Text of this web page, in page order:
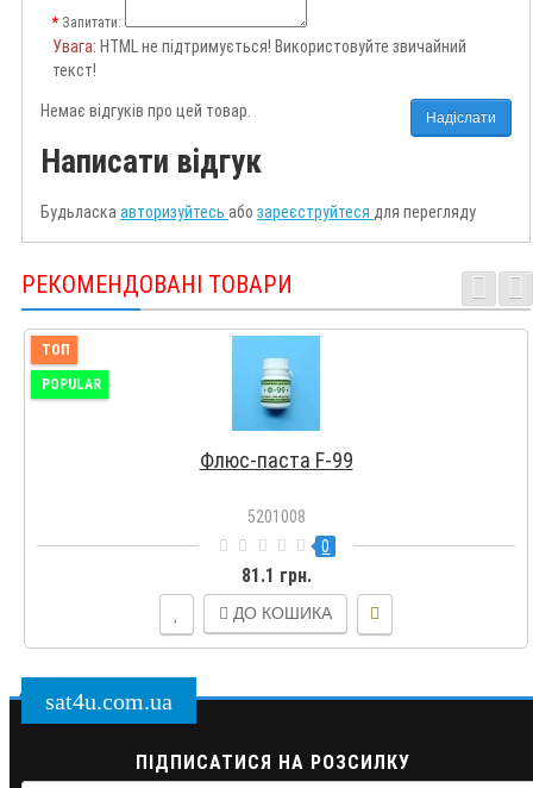
Запитати:
Увага: HTML не підтримується! Використовуйте звичайний
текст!
Надіслати
Немає відгуків про цей товар.
Написати відгук
Будьласка авторизуйтесь або зареєструйтеся для перегляду
РЕКОМЕНДОВАНІ ТОВАРИ
ТОП
POPULAR
Флюс-паста F-99
5201008
0
81.1 грн.
ДО КОШИКА
sat4u.com.ua
ПІДПИСАТИСЯ НА РОЗСИЛКУ